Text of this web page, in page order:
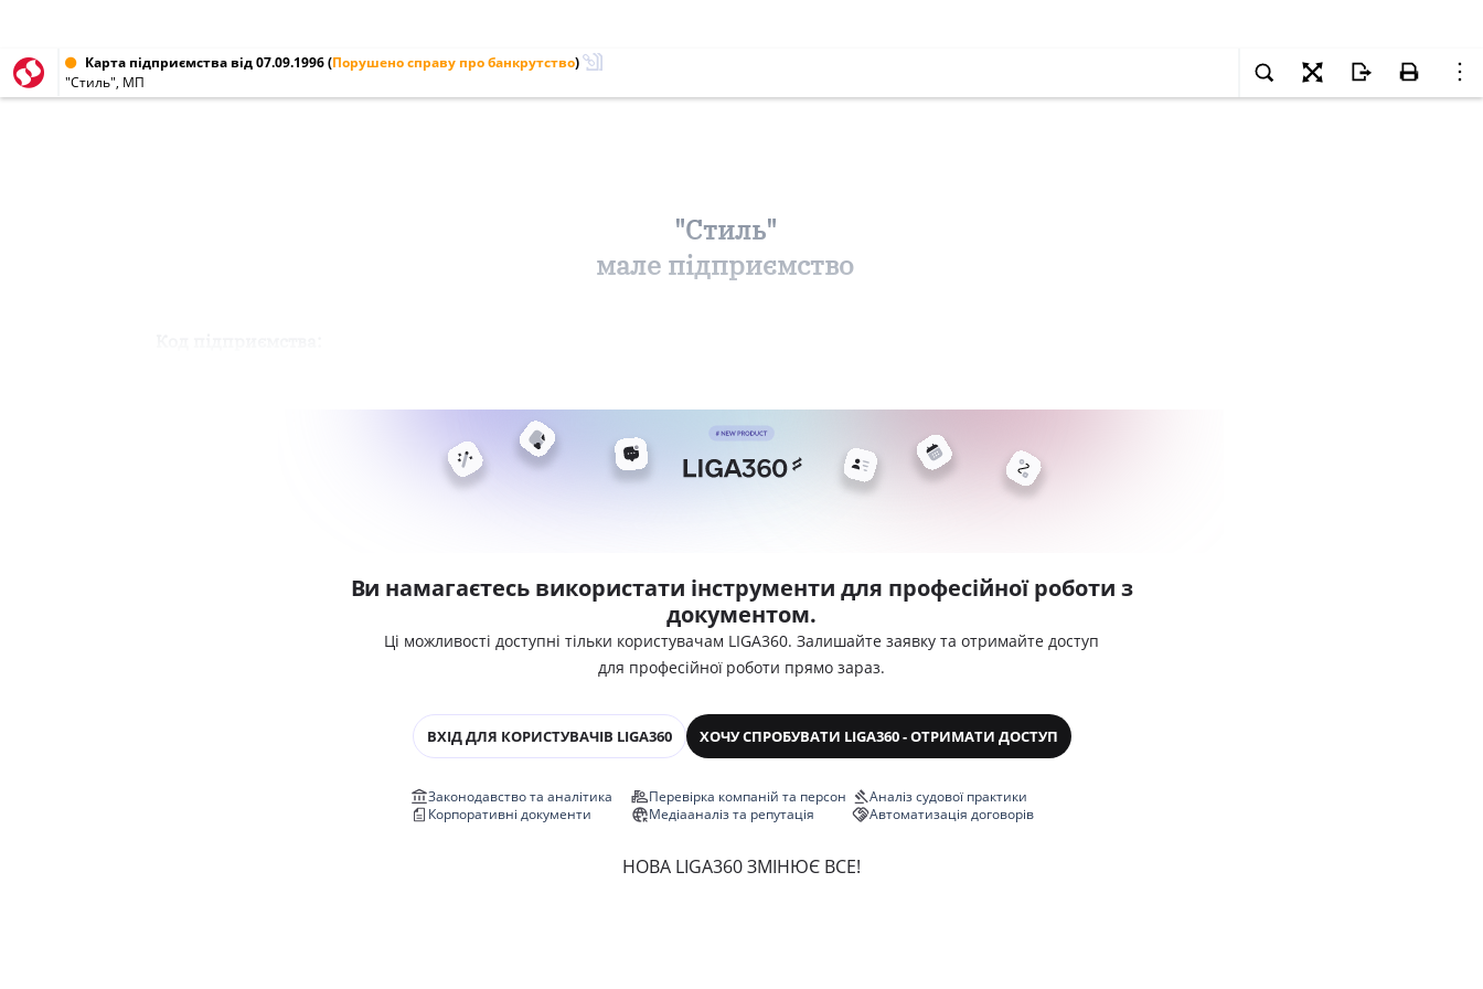
Карта підприємства від 07.09.1996(Порушено справу про банкрутство)
"Стиль", МП
"Стиль"
мале підприємство
Ви намагаєтесь використати інструменти для професійної роботи з
документом.
Ці можливості доступні тільки користувачам LIGA360. Залишайте заявку та отримайте доступ
для професійної роботи прямо зараз.
ВХІД ДЛЯ КОРИСТУВАЧІВ LIGA360 ХОЧУ СПРОБУВАТИ LIGA360 - ОТРИМАТИ ДОСТУП
Законодавство та аналітика
Корпоративні документи
Перевірка компаній та персон
Медіааналіз та репутація
Аналіз судової практики
Автоматизація договорів
НОВА LIGA360 ЗМІНЮЄ ВСЕ!